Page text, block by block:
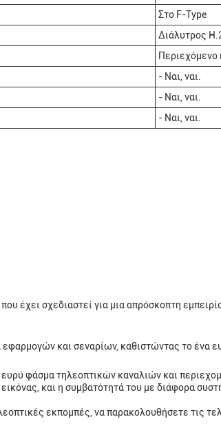
Στο F-Type
Διάλυτρος
Περιεχόμενο
- Ναι, ναι.
- Ναι, ναι.
- Ναι, ναι.
έχει σχεδιαστεί για μια απρόσκοπτη
και σεναρίων, καθιστώντας το ένα
φάσμα τηλεοπτικών καναλιών και
και η συμβατότητά του με διάφορα
εκπομπές, να παρακολουθήσετε τις